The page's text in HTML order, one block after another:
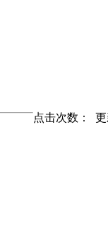
点击次数： 更